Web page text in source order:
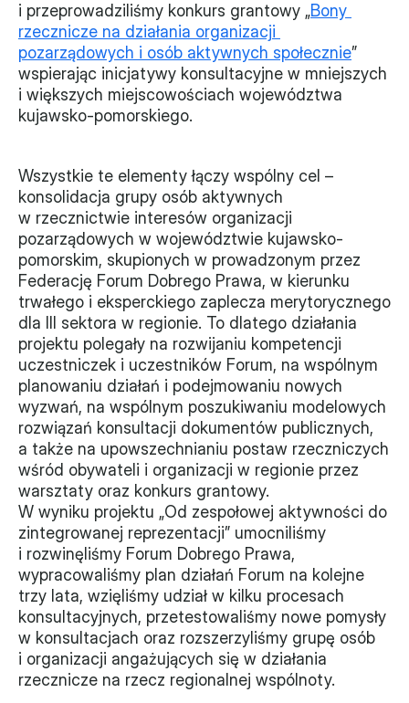
i przeprowadziliśmy konkurs grantowy „Bony
rzecznicze na działania organizacji
pozarządowych i osób aktywnych społecznie”
wspierając inicjatywy konsultacyjne w mniejszych
i większych miejscowościach województwa
kujawsko-pomorskiego.
Wszystkie te elementy łączy wspólny cel –
konsolidacja grupy osób aktywnych
w rzecznictwie interesów organizacji
pozarządowych w województwie kujawsko-
pomorskim, skupionych w prowadzonym przez
Federację Forum Dobrego Prawa, w kierunku
trwałego i eksperckiego zaplecza merytorycznego
dla III sektora w regionie. To dlatego działania
projektu polegały na rozwijaniu kompetencji
uczestniczek i uczestników Forum, na wspólnym
planowaniu działań i podejmowaniu nowych
wyzwań, na wspólnym poszukiwaniu modelowych
rozwiązań konsultacji dokumentów publicznych,
a także na upowszechnianiu postaw rzeczniczych
wśród obywateli i organizacji w regionie przez
warsztaty oraz konkurs grantowy.
W wyniku projektu „Od zespołowej aktywności do
zintegrowanej reprezentacji” umocniliśmy
i rozwinęliśmy Forum Dobrego Prawa,
wypracowaliśmy plan działań Forum na kolejne
trzy lata, wzięliśmy udział w kilku procesach
konsultacyjnych, przetestowaliśmy nowe pomysły
w konsultacjach oraz rozszerzyliśmy grupę osób
i organizacji angażujących się w działania
rzecznicze na rzecz regionalnej wspólnoty.